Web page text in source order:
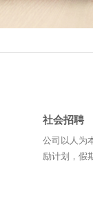
社会招聘
公司以人为
励计划，假